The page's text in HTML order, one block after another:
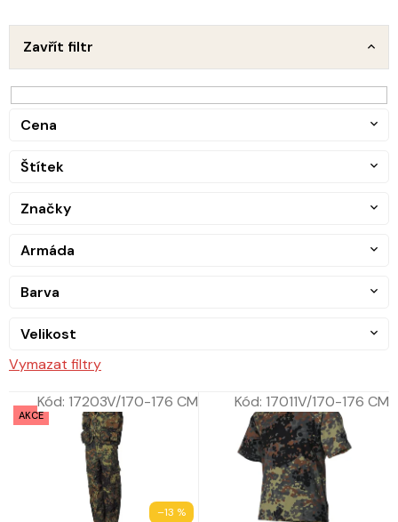
Zavřít filtr
Značky
Armáda
Barva
Velikost
Vymazat filtry
Cena
Štítek
o
t
AKCE
–13 %
Kód: 17203V/170-176 CM Kód: 17011V/170-176 CM